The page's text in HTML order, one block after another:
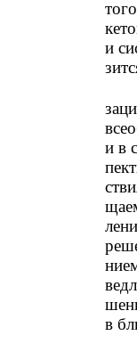
и
и в
в